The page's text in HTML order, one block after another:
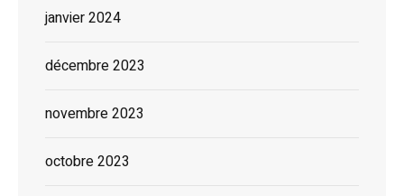
janvier 2024
décembre 2023
novembre 2023
octobre 2023